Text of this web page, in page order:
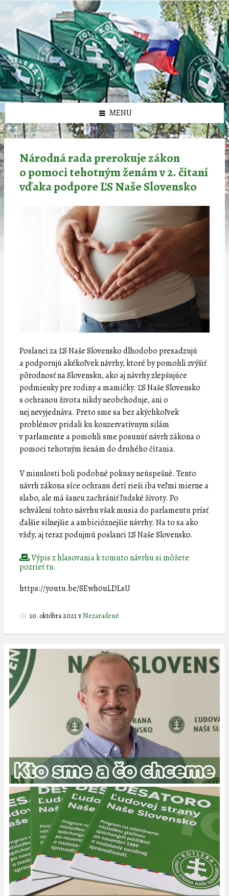
олимп казино
Preskočiť
Preskočiť
panel
Preskočiť
panel
Preskočiť
MENU
Národná rada prerokuje zákon
o pomoci tehotným ženám v 2. čítaní
vďaka podpore ĽS Naše Slovensko
Poslanci za ĽS Naše Slovensko dlhodobo presadzujú
a podporujú akékoľvek návrhy, ktoré by pomohli zvýšiť
pôrodnosť na Slovensku, ako aj návrhy zlepšujúce
podmienky pre rodiny a mamičky. ĽS Naše Slovensko
s ochranou života nikdy neobchoduje, ani o
nej nevyjednáva. Preto sme sa bez akýchkoľvek
problémov pridali ku konzervatívnym silám
v parlamente a pomohli sme posunúť návrh zákona o
pomoci tehotným ženám do druhého čítania.
V minulosti boli podobné pokusy neúspešné. Tento
návrh zákona síce ochranu detí rieši iba veľmi mierne a
slabo, ale má šancu zachrániť ľudské životy. Po
schválení tohto návrhu však musia do parlamentu prísť
ďalšie silnejšie a ambicióznejšie návrhy. Na to sa ako
vždy, aj teraz podujmú poslanci ĽS Naše Slovensko.
Výpis z hlasovania k tomuto návrhu si môžete
pozrieť tu.
https://youtu.be/SEwh0uLDLsU
10. októbra 2021vNezaradené